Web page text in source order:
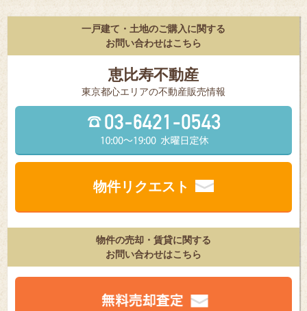
一戸建て・土地のご購入に関する
お問い合わせはこちら
恵比寿不動産
東京都⼼エリアの不動産販売情報
物件リクエスト
物件の売却・賃貸に関する
お問い合わせはこちら